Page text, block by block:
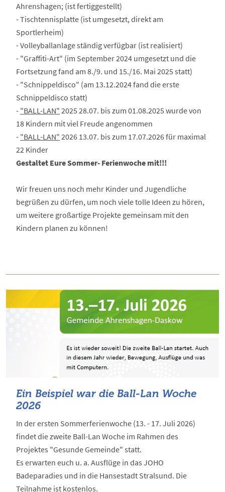
Ahrenshagen; (ist fertiggestellt)
- Tischtennisplatte (ist umgesetzt, direkt am
Sportlerheim)
- Volleyballanlage ständig verfügbar (ist realisiert)
- "Graffiti-Art" (im September 2024 umgesetzt und die
Fortsetzung fand am 8./9. und 15./16. Mai 2025 statt)
- "Schnippeldisco" (am 13.12.2024 fand die erste
Schnippeldisco statt)
- "BALL-LAN" 2025 28.07. bis zum 01.08.2025 wurde von
18 Kindern mit viel Freude angenommen
- "BALL-LAN" 2026 13.07. bis zum 17.07.2026 für maximal
22 Kinder
Gestaltet Eure Sommer- Ferienwoche mit!!!
Wir freuen uns noch mehr Kinder und Jugendliche
begrüßen zu dürfen, um noch viele tolle Ideen zu hören,
um weitere großartige Projekte gemeinsam mit den
Kindern planen zu können!
Ein Beispiel war die Ball-Lan Woche
2026
In der ersten Sommerferienwoche (13. - 17. Juli 2026)
findet die zweite Ball-Lan Woche im Rahmen des
Projektes "Gesunde Gemeinde" statt.
Es erwarten euch u. a. Ausflüge in das JOHO
Badeparadies und in die Hansestadt Stralsund. Die
Teilnahme ist kostenlos.